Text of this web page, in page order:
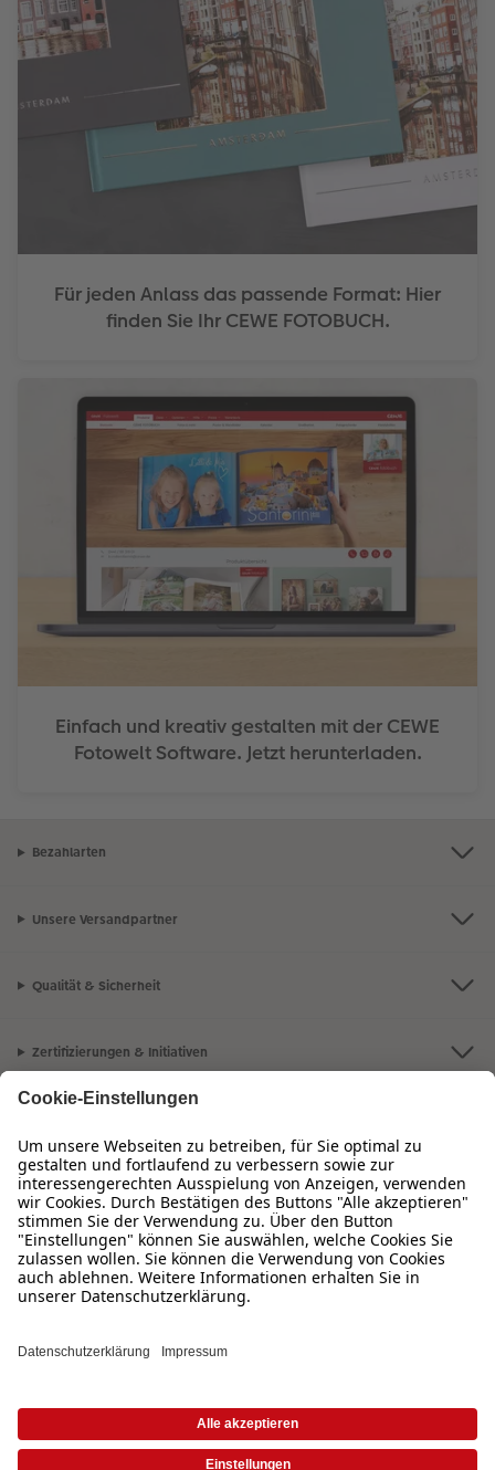
Für jeden Anlass das passende Format: Hier
finden Sie Ihr CEWE FOTOBUCH.
Einfach und kreativ gestalten mit der CEWE
Fotowelt Software. Jetzt herunterladen.
Bezahlarten
Unsere Versandpartner
Qualität & Sicherheit
Zertifizierungen & Initiativen
Sortiment
Service
0720 710 789Mo. bis Sa.: 8:00 – 20:00 Uhr und So.: 10:00 – 18:00 Uhr